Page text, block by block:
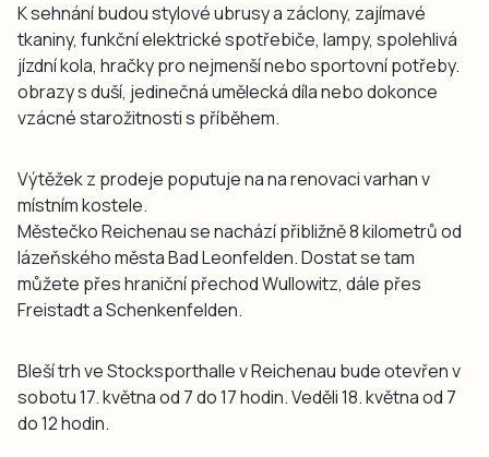
K sehnání budou stylové ubrusy a záclony, zajímavé
tkaniny, funkční elektrické spotřebiče, lampy, spolehlivá
jízdní kola, hračky pro nejmenší nebo sportovní potřeby.
obrazy s duší, jedinečná umělecká díla nebo dokonce
vzácné starožitnosti s příběhem.
Výtěžek z prodeje poputuje na na renovaci varhan v
místním kostele.
Městečko Reichenau se nachází přibližně 8 kilometrů od
lázeňského města Bad Leonfelden. Dostat se tam
můžete přes hraniční přechod Wullowitz, dále přes
Freistadt a Schenkenfelden.
Bleší trh ve Stocksporthalle v Reichenau bude otevřen v
sobotu 17. května od 7 do 17 hodin. Veděli 18. května od 7
do 12 hodin.